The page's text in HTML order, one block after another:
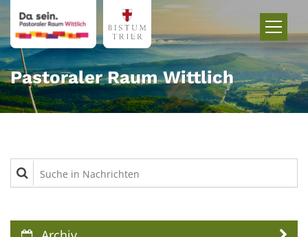
Zum Inhalt springen
Pastoraler Raum Wittlich
Suche in Nachrichten